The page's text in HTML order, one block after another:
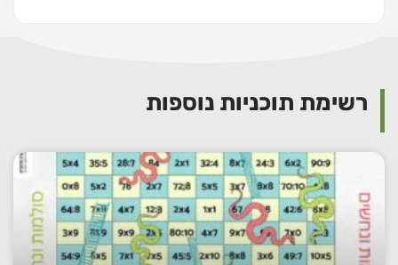
רשימת תוכניות נוספות